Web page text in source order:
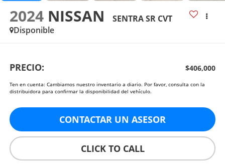
2024 NISSAN
SENTRA SR CVT
Disponible
PRECIO: $406,000
Ten en cuenta: Cambiamos nuestro inventario a diario. Por favor, consulta con la
distribuidora para confirmar la disponibilidad del vehículo.
CONTACTAR UN ASESOR
CLICK TO CALL